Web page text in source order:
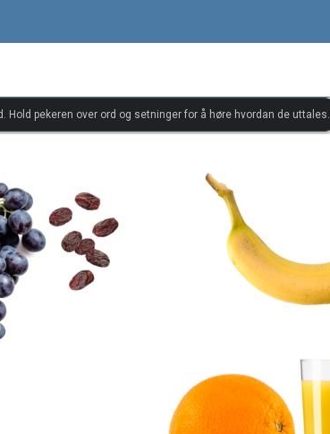
Hold pekeren over ord og setninger for å høre hvordan de uttales.